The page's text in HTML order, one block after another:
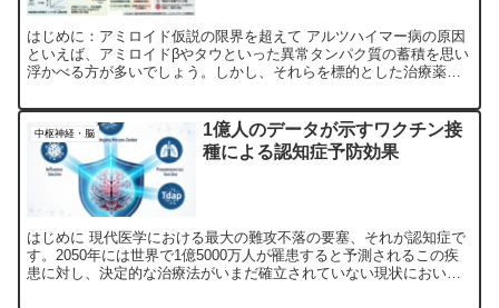
はじめに：アミロイド仮説の限界を超えて アルツハイマー病の原因
といえば、アミロイドβやタウといった異常タンパク質の蓄積を思い
浮かべる方が多いでしょう。しかし、それらを標的とした治療薬が
中枢神経・脳
1億人のデータが示すワクチン接
種による認知症予防効果
はじめに 現代医学における最大の難攻不落の要塞、それが認知症で
す。2050年には世界で1億5000万人が罹患すると予測されるこの疾
患に対し、決定的な治療法がいまだ確立されていない現状におい